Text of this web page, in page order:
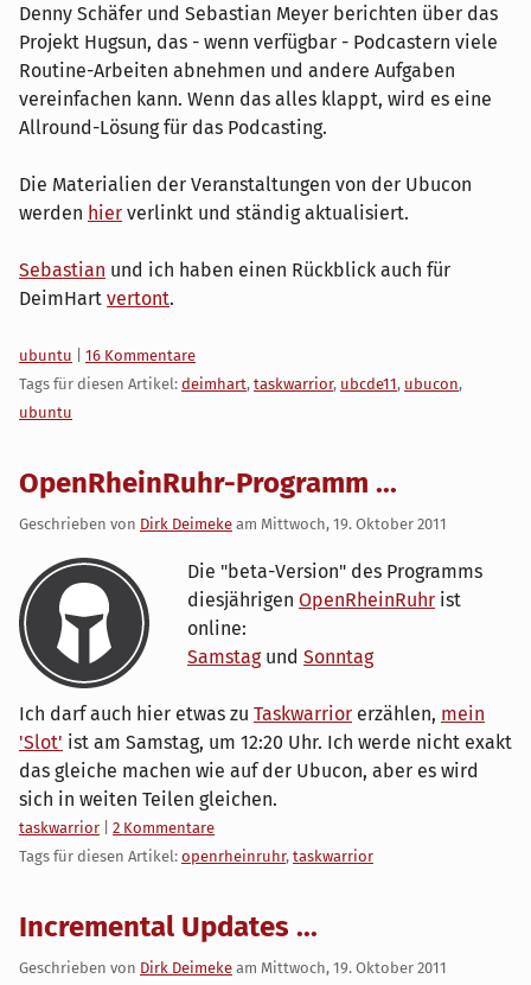
Denny Schäfer und Sebastian Meyer berichten über das
Projekt Hugsun, das - wenn verfügbar - Podcastern viele
Routine-Arbeiten abnehmen und andere Aufgaben
vereinfachen kann. Wenn das alles klappt, wird es eine
Allround-Lösung für das Podcasting.
Die Materialien der Veranstaltungen von der Ubucon
werden hier verlinkt und ständig aktualisiert.
Sebastian und ich haben einen Rückblick auch für
DeimHart vertont.
Kategorien:
ubuntu
16 Kommentare
Tags für diesen Artikel: deimhart, taskwarrior, ubcde11, ubucon,
ubuntu
OpenRheinRuhr-Programm ...
Geschrieben von Dirk Deimeke am Mittwoch, 19. Oktober 2011
Die "beta-Version" des Programms
diesjährigen OpenRheinRuhr ist
online:
Samstagund Sonntag
Ich darf auch hier etwas zu Taskwarrior erzählen, mein
'Slot' ist am Samstag, um 12:20 Uhr. Ich werde nicht exakt
das gleiche machen wie auf der Ubucon, aber es wird
sich in weiten Teilen gleichen.
Kategorien:
taskwarrior
2 Kommentare
Tags für diesen Artikel: openrheinruhr, taskwarrior
Incremental Updates ...
Geschrieben von Dirk Deimeke am Mittwoch, 19. Oktober 2011